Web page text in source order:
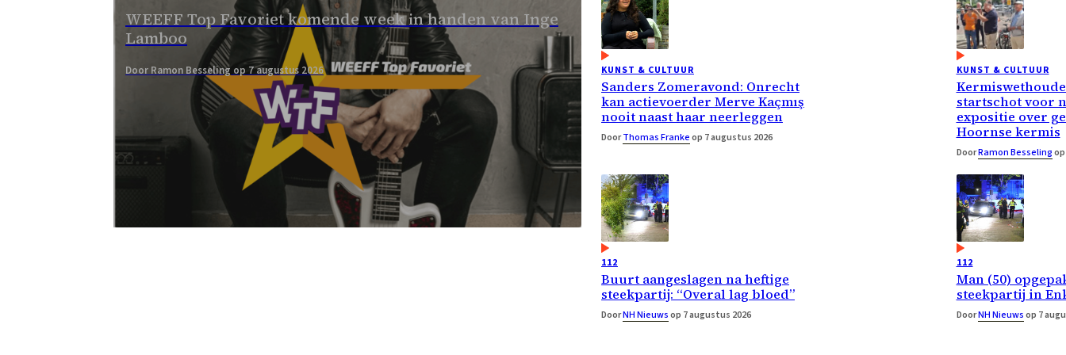
WEEFF Top Favoriet komende week in handen van Inge
Lamboo
Door Ramon Besseling op 7 augustus 2026 KUNST & CULTUUR
Sanders Zomeravond: Onrecht
kan actievoerder Merve Kaçmış
nooit naast haar neerleggen
DoorThomas Frankeop 7 augustus 2026
KUNST & CULTUUR
startschot voor
expositie over
Hoornse kermis
DoorRamon Besseling
112
Buurt aangeslagen na heftige
steekpartij: “Overal lag bloed”
DoorNH Nieuwsop 7 augustus 2026
112
Man (50)
steekpartij in
DoorNH Nieuwsop 7